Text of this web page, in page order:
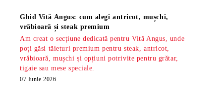
Ghid Vită Angus: cum alegi antricot, mușchi,
vrăbioară și steak premium
Am creat o secțiune dedicată pentru Vită Angus, unde
poți găsi tăieturi premium pentru steak, antricot,
vrăbioară, mușchi și opțiuni potrivite pentru grătar,
tigaie sau mese speciale.
07 Iunie 2026